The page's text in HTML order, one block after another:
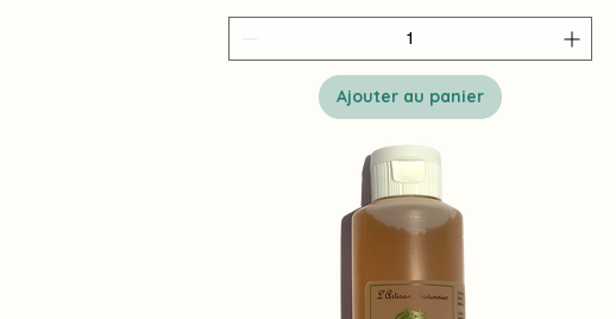
Ajouter au panier